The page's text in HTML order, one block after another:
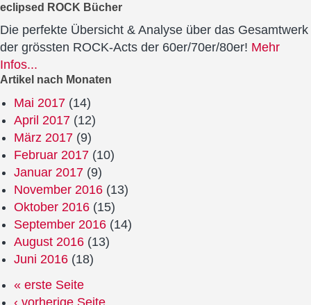
eclipsed ROCK Bücher
Die perfekte Übersicht & Analyse über das Gesamtwerk
der grössten ROCK-Acts der 60er/70er/80er! Mehr
Infos...
Artikel nach Monaten
Mai 2017 (14)
April 2017 (12)
März 2017 (9)
Februar 2017 (10)
Januar 2017 (9)
November 2016 (13)
Oktober 2016 (15)
September 2016 (14)
August 2016 (13)
Juni 2016 (18)
« erste Seite
‹ vorherige Seite